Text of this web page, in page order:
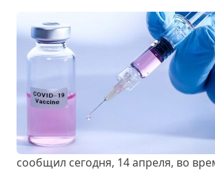
сообщил сегодня, 14 апреля, во